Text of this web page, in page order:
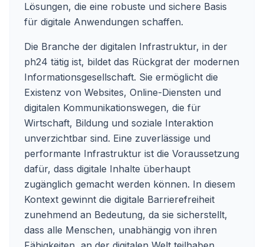
Lösungen, die eine robuste und sichere Basis
für digitale Anwendungen schaffen.
Die Branche der digitalen Infrastruktur, in der
ph24 tätig ist, bildet das Rückgrat der modernen
Informationsgesellschaft. Sie ermöglicht die
Existenz von Websites, Online-Diensten und
digitalen Kommunikationswegen, die für
Wirtschaft, Bildung und soziale Interaktion
unverzichtbar sind. Eine zuverlässige und
performante Infrastruktur ist die Voraussetzung
dafür, dass digitale Inhalte überhaupt
zugänglich gemacht werden können. In diesem
Kontext gewinnt die digitale Barrierefreiheit
zunehmend an Bedeutung, da sie sicherstellt,
dass alle Menschen, unabhängig von ihren